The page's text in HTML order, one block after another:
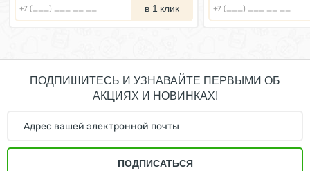
в 1 клик
ПОДПИШИТЕСЬ И УЗНАВАЙТЕ ПЕРВЫМИ ОБ
АКЦИЯХ И НОВИНКАХ!
ПОДПИСАТЬСЯ